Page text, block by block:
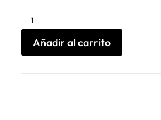
Camiseta
Paradise
Drive
Religion
cantidad
Añadir al carrito